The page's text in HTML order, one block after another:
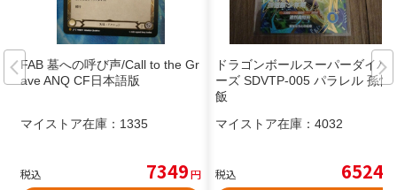
FAB 墓への呼び声/Call to the Gr
ave ANQ CF日本語版
マイストア在庫： 1335
税込 7349円
ドラゴンボールスーパーダイバ
ーズ SDVTP-005 パラレル 孫悟
飯
マイストア在庫： 4032
税込 6524